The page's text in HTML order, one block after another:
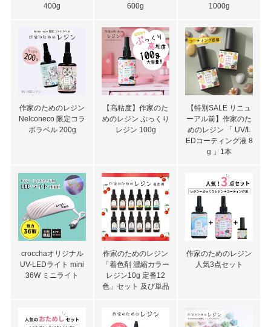
400g
600g
1000g
作家のためのレジン
Nelconeco 限定コラ
ボラベル 200g
【高粘度】作家のた
めのレジン ぷっくり
レジン 100g
【特別SALE リニュ
ーアル前】作家のた
めのレジン 「 UV/L
EDコーティング液 8
g 」1本
crocchaオリジナル
UV-LEDライト mini
36W ミニライト
作家のためのレジン
「着色剤 濃縮カラー
レジン10g 定番12
色」セット 及び単品
作家のためのレジン
人気3点セット